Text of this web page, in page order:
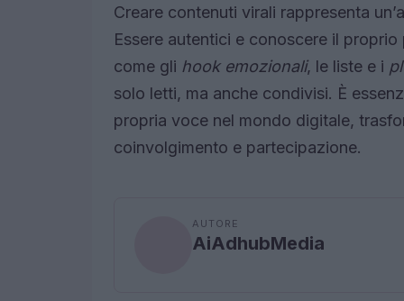
Creare contenuti virali rappresenta
Essere autentici e conoscere il
come gli hook emozionali, le liste e i
solo letti, ma anche condivisi. È
propria voce nel mondo digitale,
coinvolgimento e partecipazione.
AUTORE
AiAdhubMedia